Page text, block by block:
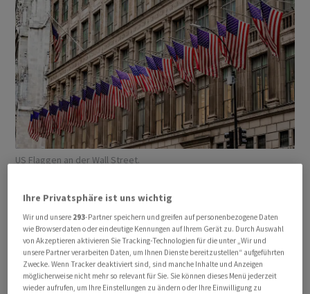
US Flaggen an der Wall Street.
Ihre Privatsphäre ist uns wichtig
Wir und unsere 293-Partner speichern und greifen auf personenbezogene Daten
wie Browserdaten oder eindeutige Kennungen auf Ihrem Gerät zu. Durch Auswahl
von Akzeptieren aktivieren Sie Tracking-Technologien für die unter „Wir und
unsere Partner verarbeiten Daten, um Ihnen Dienste bereitzustellen“ aufgeführten
Zwecke. Wenn Tracker deaktiviert sind, sind manche Inhalte und Anzeigen
möglicherweise nicht mehr so relevant für Sie. Sie können dieses Menü jederzeit
wieder aufrufen, um Ihre Einstellungen zu ändern oder Ihre Einwilligung zu